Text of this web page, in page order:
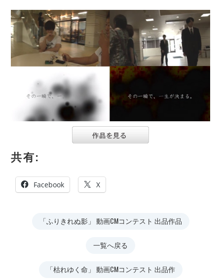
共有:
Facebook X
「ふりきれぬ影」 動画CMコンテスト 出品作品
一覧へ戻る
「枯れゆく命」 動画CMコンテスト 出品作